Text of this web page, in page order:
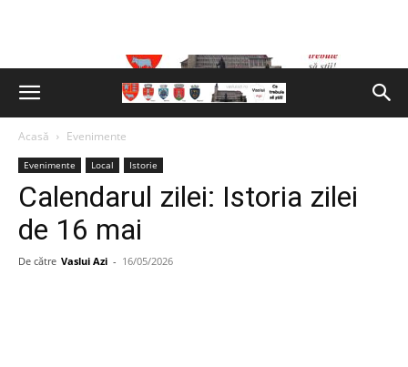
Acasă Evenimente
Evenimente Local Istorie
Calendarul zilei: Istoria zilei
de 16 mai
De către Vaslui Azi - 16/05/2026